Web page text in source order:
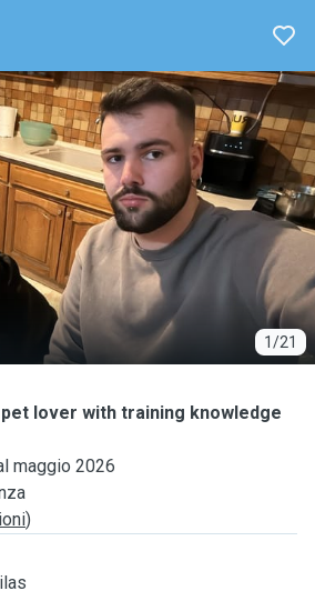
1/21
lover with training knowledge
maggio 2026
)